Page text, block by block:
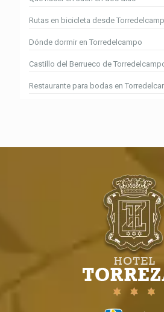
Rutas en bicicleta desde
Dónde dormir en Torredelcampo
Castillo del Berrueco de
Restaurante para bodas en